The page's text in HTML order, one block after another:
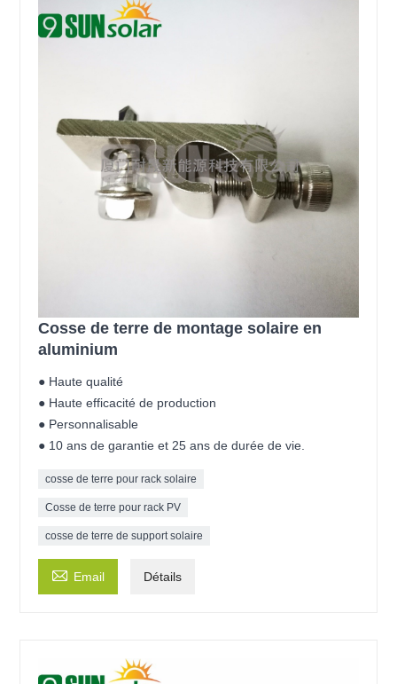
Cosse de terre de montage solaire en
aluminium
● Haute qualité
● Haute efficacité de production
● Personnalisable
● 10 ans de garantie et 25 ans de durée de vie.
cosse de terre pour rack solaire
Cosse de terre pour rack PV
cosse de terre de support solaire
 Email Détails